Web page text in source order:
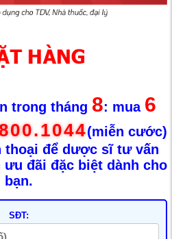
trong tháng 8: mua 6
(miễn cước)
thoại để dược sĩ tư vấn
ưu đãi đặc biệt dành cho
bạn.
SĐT: